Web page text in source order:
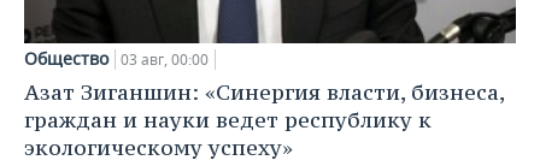
Общество 03 авг, 00:00
Азат Зиганшин: «Синергия власти, бизнеса,
граждан и науки ведет республику к
экологическому успеху»